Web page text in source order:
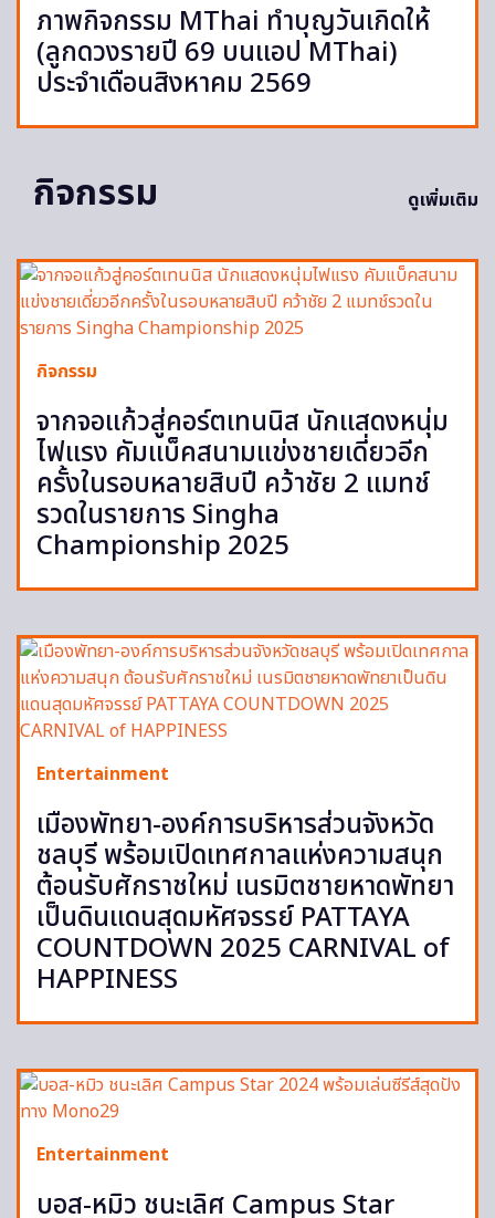
ภาพกิจกรรม MThai ทำบุญวันเกิดให้
(ลูกดวงรายปี 69 บนแอป MThai)
ประจำเดือนสิงหาคม 2569
กิจกรรม ดูเพิ่มเติม
กิจกรรม
จากจอแก้วสู่คอร์ตเทนนิส นักแสดงหนุ่ม
ไฟแรง คัมแบ็คสนามแข่งชายเดี่ยวอีก
ครั้งในรอบหลายสิบปี คว้าชัย 2 แมทช์
รวดในรายการ Singha
Championship 2025
Entertainment
เมืองพัทยา-องค์การบริหารส่วนจังหวัด
ชลบุรี พร้อมเปิดเทศกาลแห่งความสนุก
ต้อนรับศักราชใหม่ เนรมิตชายหาดพัทยา
เป็นดินแดนสุดมหัศจรรย์ PATTAYA
COUNTDOWN 2025 CARNIVAL of
HAPPINESS
Entertainment
บอส-หมิว ชนะเลิศ Campus Star